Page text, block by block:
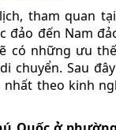
tham quan
đảo đến Nam
có những ưu
chuyển. Sau
nhất theo kinh